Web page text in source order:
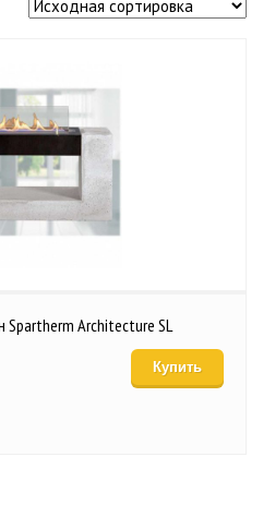
Architecture SL
Купить